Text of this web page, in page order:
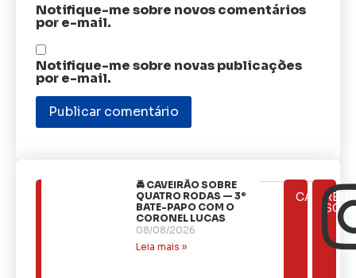
Notifique-me sobre novos comentários
por e-mail.
Notifique-me sobre novas publicações
por e-mail.
🚔 CAVEIRÃO SOBRE
QUATRO RODAS — 3º
BATE-PAPO COM O
CORONEL LUCAS
08/08/2026
Leia mais »